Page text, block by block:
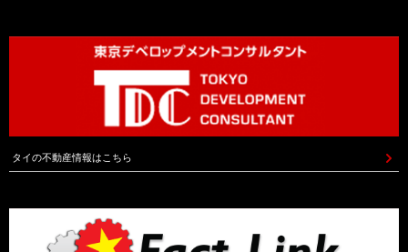
タイの不動産情報はこちら